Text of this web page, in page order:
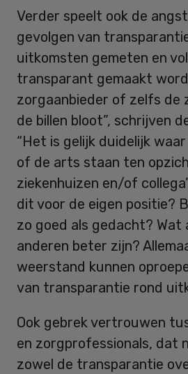
Verder speelt ook de
gevolgen van
uitkomsten gemeten en
transparant gemaakt
zorgaanbieder of zelfs de
de billen bloot”, schrijven
“Het is gelijk duidelijk
of de arts staan ten
ziekenhuizen en/of
dit voor de eigen positie?
zo goed als gedacht? Wat
anderen beter zijn?
weerstand kunnen
van transparantie rond
Ook gebrek vertrouwen
en zorgprofessionals, dat
zowel de transparantie